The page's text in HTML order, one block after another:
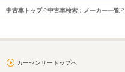
中古車トップ 中古車検索：メーカー一覧
カーセンサートップへ